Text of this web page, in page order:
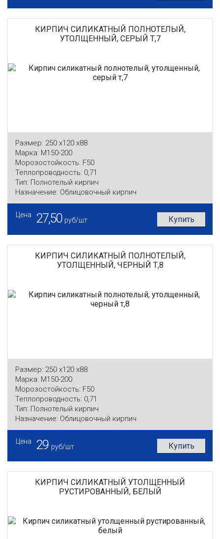
КИРПИЧ СИЛИКАТНЫЙ ПОЛНОТЕЛЫЙ,
УТОЛЩЕННЫЙ, СЕРЫЙ Т,7
Размер: 250 x120 x88
Марка: М150-200
Морозостойкость: F50
Теплопроводность: 0,71
Тип: Полнотелый кирпич
Назначение: Облицовочный кирпич
Цена 27,50 руб/шт Купить
КИРПИЧ СИЛИКАТНЫЙ ПОЛНОТЕЛЫЙ,
УТОЛЩЕННЫЙ, ЧЕРНЫЙ Т,8
Размер: 250 x120 x88
Марка: М150-200
Морозостойкость: F50
Теплопроводность: 0,71
Тип: Полнотелый кирпич
Назначение: Облицовочный кирпич
Цена 29 руб/шт Купить
КИРПИЧ СИЛИКАТНЫЙ УТОЛЩЕННЫЙ
РУСТИРОВАННЫЙ, БЕЛЫЙ